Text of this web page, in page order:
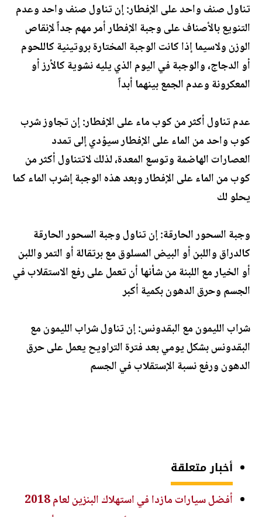
تناول صنف واحد على الإفطار: إن تناول صنف واحد وعدم
التنويع بالأصناف على وجبة الإفطار أمر مهم جداً لإنقاص
الوزن ولاسيما إذا كانت الوجبة المختارة بروتينية كاللحوم
أو الدجاج، والوجبة في اليوم الذي يليه نشوية كالأرز أو
المعكرونة وعدم الجمع بينهما أبداً
عدم تناول أكثر من كوب ماء على الإفطار: إن تجاوز شرب
كوب واحد من الماء على الإفطار سيؤدي إلى تمدد
العصارات الهاضمة وتوسع المعدة، لذلك لاتتناول أكثر من
كوب من الماء على الإفطار وبعد هذه الوجبة إشرب الماء كما
يحلو لك
وجبة السحور الحارقة: إن تناول وجبة السحور الحارقة
كالدراق واللبن أو البيض المسلوق مع برتقالة أو التمر واللبن
أو الخيار مع اللبنة من شأنها أن تعمل على رفع الاستقلاب في
الجسم وحرق الدهون بكمية أكبر
شراب الليمون مع البقدونس: إن تناول شراب الليمون مع
البقدونس بشكل يومي بعد فترة التراويح يعمل على حرق
الدهون ورفع نسبة الإستقلاب في الجسم
أخبار متعلقة
أفضل سيارات مازدا في استهلاك البنزين لعام 2018